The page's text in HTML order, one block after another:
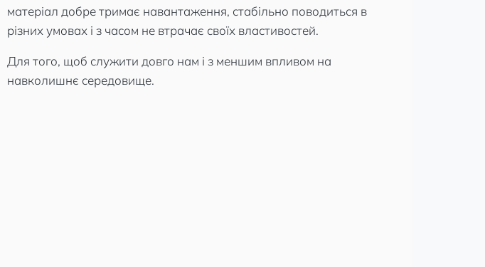
матеріал добре тримає навантаження, стабільно поводиться в
різних умовах і з часом не втрачає своїх властивостей.
Для того, щоб служити довго нам і з меншим впливом на
навколишнє середовище.